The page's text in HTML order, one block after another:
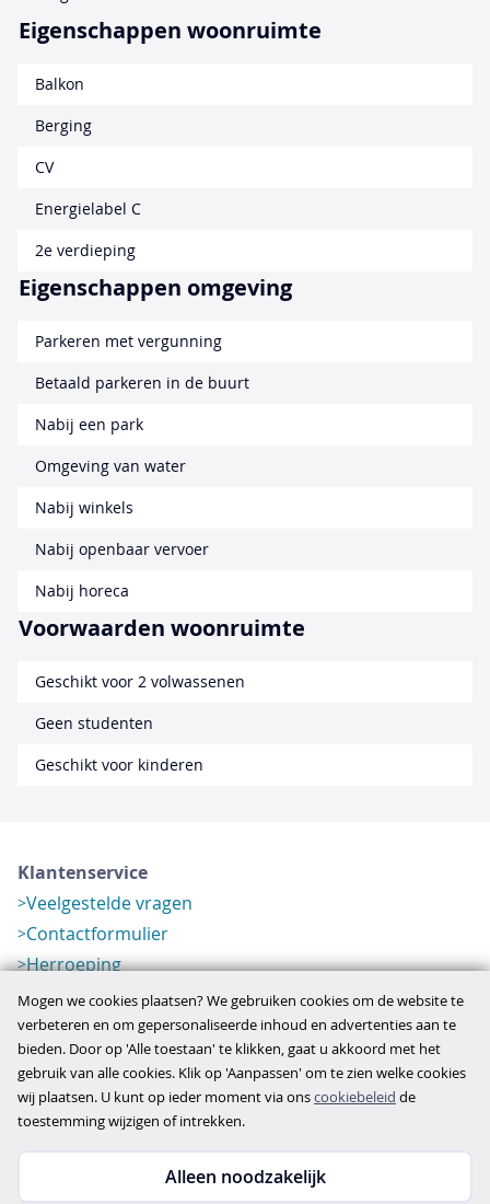
Eigenschappen woonruimte
Balkon
Berging
CV
Energielabel C
2e verdieping
Eigenschappen omgeving
Parkeren met vergunning
Betaald parkeren in de buurt
Nabij een park
Omgeving van water
Nabij winkels
Nabij openbaar vervoer
Nabij horeca
Voorwaarden woonruimte
Geschikt voor 2 volwassenen
Geen studenten
Geschikt voor kinderen
Klantenservice
Veelgestelde vragen
Contactformulier
Herroeping
Over ons
Bedrijfsgegevens
Werkwijze
Overzichten
Verlopen aanbod
Mogen we cookies plaatsen? We gebruiken cookies om de website te
verbeteren en om gepersonaliseerde inhoud en advertenties aan te
bieden. Door op 'Alle toestaan' te klikken, gaat u akkoord met het
gebruik van alle cookies. Klik op 'Aanpassen' om te zien welke cookies
wij plaatsen. U kunt op ieder moment via onscookiebeleid de
toestemming wijzigen of intrekken.
Alleen noodzakelijk